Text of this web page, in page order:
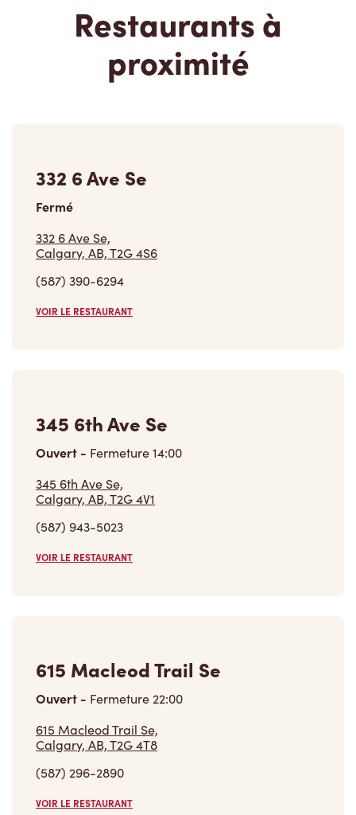
Restaurants à
proximité
332 6 Ave Se
Fermé
332 6 Ave Se,
Calgary, AB, T2G 4S6
(587) 390-6294
VOIR LE RESTAURANT
345 6th Ave Se
Ouvert - Fermeture14:00
345 6th Ave Se,
Calgary, AB, T2G 4V1
(587) 943-5023
VOIR LE RESTAURANT
615 Macleod Trail Se
Ouvert - Fermeture22:00
615 Macleod Trail Se,
Calgary, AB, T2G 4T8
(587) 296-2890
VOIR LE RESTAURANT